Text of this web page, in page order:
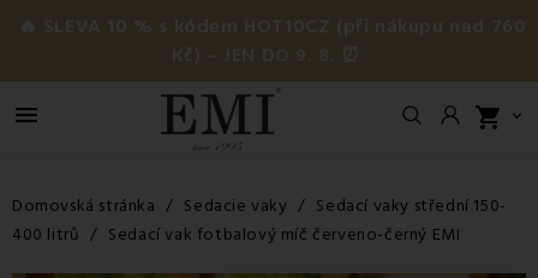
🔥 SLEVA 10 % s kódem HOT10CZ (při nákupu nad 760
Kč) – JEN DO 9. 8. ⏰
 shopping_cart 
Domovská stránka Sedacie vaky
Sedací vaky střední 150-
400 litrů
Sedací vak fotbalový míč červeno-černý EMI